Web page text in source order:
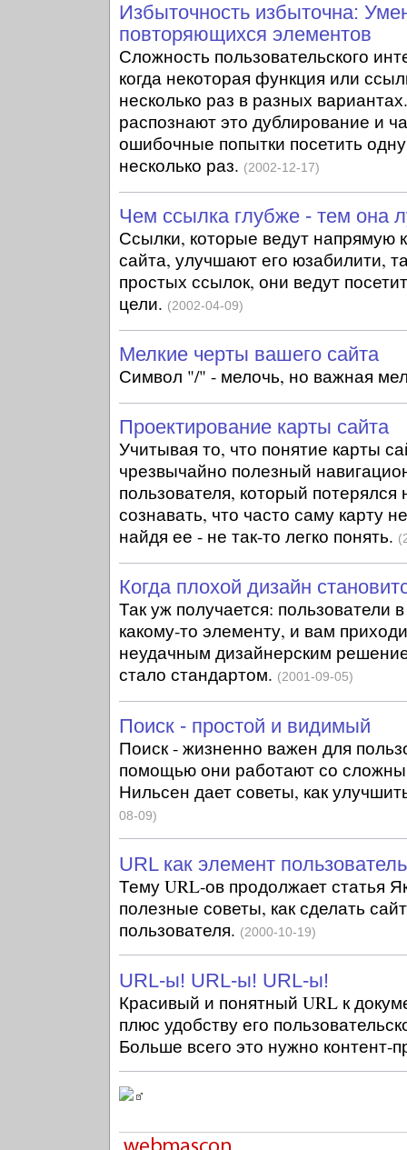
Избыточность избыточна:
повторяющихся элементов
Сложность пользовательского
когда некоторая функция или
несколько раз в разных
распознают это дублирование и
ошибочные попытки посетить
несколько раз. (2002-12-17)
Чем ссылка глубже - тем она
Ссылки, которые ведут напрямую
сайта, улучшают его юзабилити,
простых ссылок, они ведут
цели. (2002-04-09)
Мелкие черты вашего сайта
Символ "/" - мелочь, но важная
Проектирование карты сайта
Учитывая то, что понятие карты
чрезвычайно полезный
пользователя, который потерялся
сознавать, что часто саму карту
найдя ее - не так-то легко понять.
Когда плохой дизайн
Так уж получается: пользователи
какому-то элементу, и вам
неудачным дизайнерским
стало стандартом. (2001-09-05)
Поиск - простой и видимый
Поиск - жизненно важен для
помощью они работают со
Нильсен дает советы, как
08-09)
URL как элемент
Тему URL-ов продолжает статья
полезные советы, как сделать
пользователя. (2000-10-19)
URL-ы! URL-ы! URL-ы!
Красивый и понятный URL к
плюс удобству его
Больше всего это нужно контент-